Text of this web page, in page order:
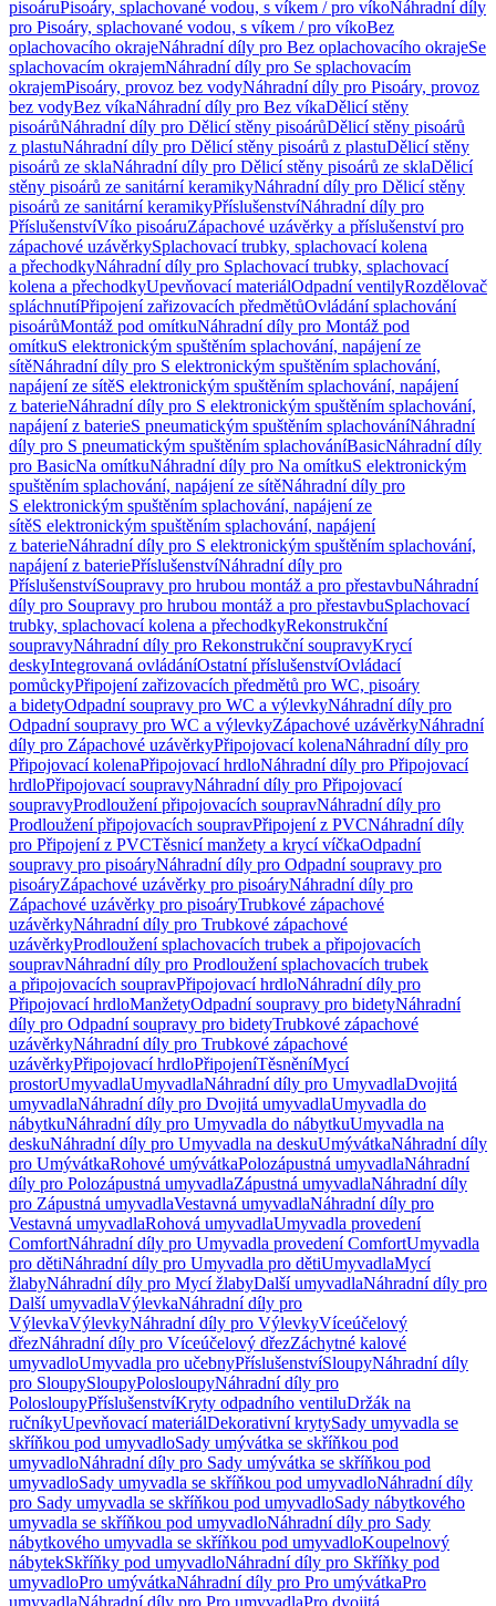
pisoáruPisoáry, splachované vodou, s víkem / pro víkoNáhradní díly
pro Pisoáry, splachované vodou, s víkem / pro víkoBez
oplachovacího okrajeNáhradní díly pro Bez oplachovacího okrajeSe
splachovacím okrajemNáhradní díly pro Se splachovacím
okrajemPisoáry, provoz bez vodyNáhradní díly pro Pisoáry, provoz
bez vodyBez víkaNáhradní díly pro Bez víkaDělicí stěny
pisoárůNáhradní díly pro Dělicí stěny pisoárůDělicí stěny pisoárů
z plastuNáhradní díly pro Dělicí stěny pisoárů z plastuDělicí stěny
pisoárů ze sklaNáhradní díly pro Dělicí stěny pisoárů ze sklaDělicí
stěny pisoárů ze sanitární keramikyNáhradní díly pro Dělicí stěny
pisoárů ze sanitární keramikyPříslušenstvíNáhradní díly pro
PříslušenstvíVíko pisoáruZápachové uzávěrky a příslušenství pro
zápachové uzávěrkySplachovací trubky, splachovací kolena
a přechodkyNáhradní díly pro Splachovací trubky, splachovací
kolena a přechodkyUpevňovací materiálOdpadní ventilyRozdělovač
spláchnutíPřipojení zařizovacích předmětůOvládání splachování
pisoárůMontáž pod omítkuNáhradní díly pro Montáž pod
omítkuS elektronickým spuštěním splachování, napájení ze
sítěNáhradní díly pro S elektronickým spuštěním splachování,
napájení ze sítěS elektronickým spuštěním splachování, napájení
z baterieNáhradní díly pro S elektronickým spuštěním splachování,
napájení z baterieS pneumatickým spuštěním splachováníNáhradní
díly pro S pneumatickým spuštěním splachováníBasicNáhradní díly
pro BasicNa omítkuNáhradní díly pro Na omítkuS elektronickým
spuštěním splachování, napájení ze sítěNáhradní díly pro
S elektronickým spuštěním splachování, napájení ze
sítěS elektronickým spuštěním splachování, napájení
z baterieNáhradní díly pro S elektronickým spuštěním splachování,
napájení z bateriePříslušenstvíNáhradní díly pro
PříslušenstvíSoupravy pro hrubou montáž a pro přestavbuNáhradní
díly pro Soupravy pro hrubou montáž a pro přestavbuSplachovací
trubky, splachovací kolena a přechodkyRekonstrukční
soupravyNáhradní díly pro Rekonstrukční soupravyKrycí
deskyIntegrovaná ovládáníOstatní příslušenstvíOvládací
pomůckyPřipojení zařizovacích předmětů pro WC, pisoáry
a bidetyOdpadní soupravy pro WC a výlevkyNáhradní díly pro
Odpadní soupravy pro WC a výlevkyZápachové uzávěrkyNáhradní
díly pro Zápachové uzávěrkyPřipojovací kolenaNáhradní díly pro
Připojovací kolenaPřipojovací hrdloNáhradní díly pro Připojovací
hrdloPřipojovací soupravyNáhradní díly pro Připojovací
soupravyProdloužení připojovacích soupravNáhradní díly pro
Prodloužení připojovacích soupravPřipojení z PVCNáhradní díly
pro Připojení z PVCTěsnicí manžety a krycí víčkaOdpadní
soupravy pro pisoáryNáhradní díly pro Odpadní soupravy pro
pisoáryZápachové uzávěrky pro pisoáryNáhradní díly pro
Zápachové uzávěrky pro pisoáryTrubkové zápachové
uzávěrkyNáhradní díly pro Trubkové zápachové
uzávěrkyProdloužení splachovacích trubek a připojovacích
soupravNáhradní díly pro Prodloužení splachovacích trubek
a připojovacích soupravPřipojovací hrdloNáhradní díly pro
Připojovací hrdloManžetyOdpadní soupravy pro bidetyNáhradní
díly pro Odpadní soupravy pro bidetyTrubkové zápachové
uzávěrkyNáhradní díly pro Trubkové zápachové
uzávěrkyPřipojovací hrdloPřipojeníTěsněníMycí
prostorUmyvadlaUmyvadlaNáhradní díly pro UmyvadlaDvojitá
umyvadlaNáhradní díly pro Dvojitá umyvadlaUmyvadla do
nábytkuNáhradní díly pro Umyvadla do nábytkuUmyvadla na
deskuNáhradní díly pro Umyvadla na deskuUmývátkaNáhradní díly
pro UmývátkaRohové umývátkaPolozápustná umyvadlaNáhradní
díly pro Polozápustná umyvadlaZápustná umyvadlaNáhradní díly
pro Zápustná umyvadlaVestavná umyvadlaNáhradní díly pro
Vestavná umyvadlaRohová umyvadlaUmyvadla provedení
ComfortNáhradní díly pro Umyvadla provedení ComfortUmyvadla
pro dětiNáhradní díly pro Umyvadla pro dětiUmyvadlaMycí
žlabyNáhradní díly pro Mycí žlabyDalší umyvadlaNáhradní díly pro
Další umyvadlaVýlevkaNáhradní díly pro
VýlevkaVýlevkyNáhradní díly pro VýlevkyVíceúčelový
dřezNáhradní díly pro Víceúčelový dřezZáchytné kalové
umyvadloUmyvadla pro učebnyPříslušenstvíSloupyNáhradní díly
pro SloupySloupyPolosloupyNáhradní díly pro
PolosloupyPříslušenstvíKryty odpadního ventiluDržák na
ručníkyUpevňovací materiálDekorativní krytySady umyvadla se
skříňkou pod umyvadloSady umývátka se skříňkou pod
umyvadloNáhradní díly pro Sady umývátka se skříňkou pod
umyvadloSady umyvadla se skříňkou pod umyvadloNáhradní díly
pro Sady umyvadla se skříňkou pod umyvadloSady nábytkového
umyvadla se skříňkou pod umyvadloNáhradní díly pro Sady
nábytkového umyvadla se skříňkou pod umyvadloKoupelnový
nábytekSkříňky pod umyvadloNáhradní díly pro Skříňky pod
umyvadloPro umývátkaNáhradní díly pro Pro umývátkaPro
umyvadlaNáhradní díly pro Pro umyvadlaPro dvojitá